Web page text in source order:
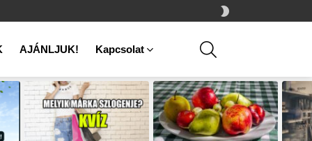
SKIN
AJÁNLJUK! Kapcsolat